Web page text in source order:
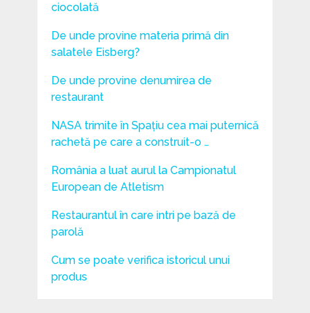
ciocolată
De unde provine materia primă din
salatele Eisberg?
De unde provine denumirea de
restaurant
NASA trimite în Spațiu cea mai puternică
rachetă pe care a construit-o …
România a luat aurul la Campionatul
European de Atletism
Restaurantul în care intri pe bază de
parolă
Cum se poate verifica istoricul unui
produs